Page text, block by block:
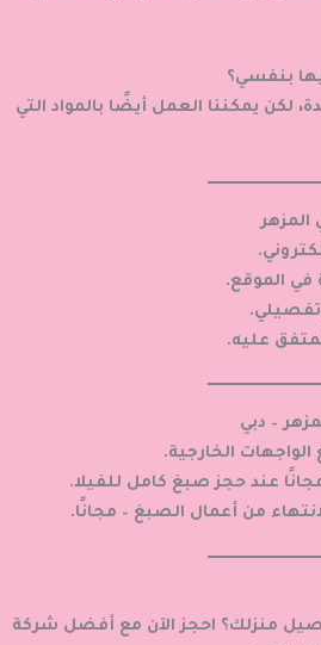
بنفسي؟
لكن يمكننا العمل أيضًا بالمواد التي
في الموقع.
عليه.
– دبي
عند حجز صبغ كامل للفيلا.
من أعمال الصبغ – مجانًا.
منزلك؟ احجز الآن مع أفضل شركة